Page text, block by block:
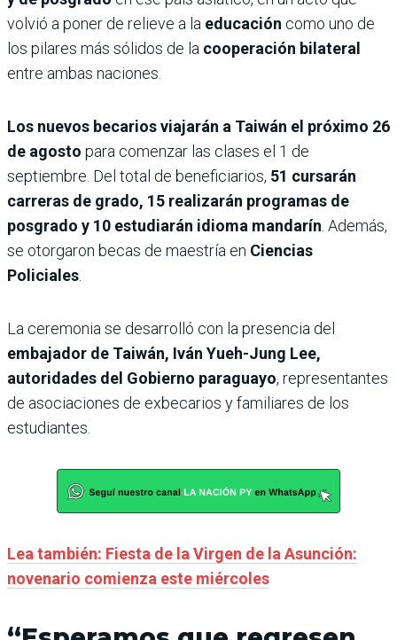
volvió a poner de relieve a la educación como uno de
los pilares más sólidos de la cooperación bilateral
entre ambas naciones.
Los nuevos becarios viajarán a Taiwán el próximo 26
de agosto para comenzar las clases el 1 de
septiembre. Del total de beneficiarios, 51 cursarán
carreras de grado, 15 realizarán programas de
posgrado y 10 estudiarán idioma mandarín . Además,
se otorgaron becas de maestría en Ciencias
Policiales
La ceremonia se desarrolló con la presencia del
embajador de Taiwán, Iván Yueh-Jung Lee,
autoridades del Gobierno paraguayo, representantes
de asociaciones de exbecarios y familiares de los
estudiantes.
Lea también: Fiesta de la Virgen de la Asunción:
novenario comienza este miércoles